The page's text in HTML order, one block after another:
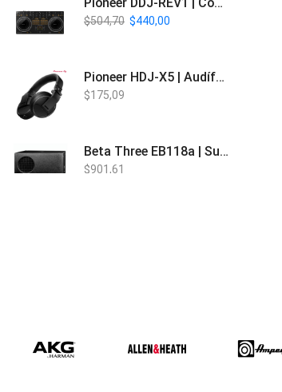
$504,70 $440,00
Pioneer HDJ-X5 | Audífonos para DJ
$175,09
Beta Three EB118a | Sub Bajo Activo
$901,61